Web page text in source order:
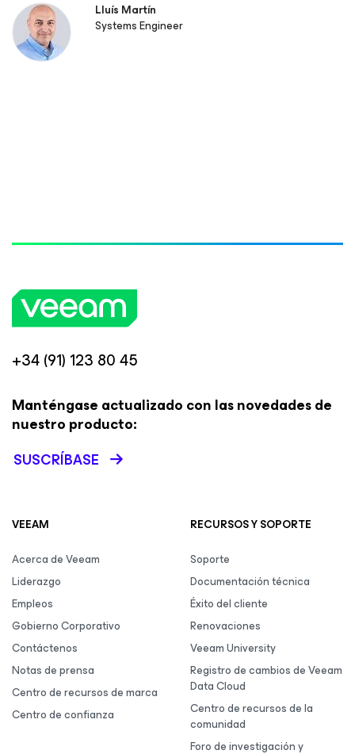
Lluís Martín
Systems Engineer
+34 (91) 123 80 45
Manténgase actualizado con las novedades de
nuestro producto:
SUSCRÍBASE
VEEAM
Acerca de Veeam
Liderazgo
Empleos
Gobierno Corporativo
Contáctenos
Notas de prensa
Centro de recursos de marca
Centro de confianza
RECURSOS Y SOPORTE
Soporte
Documentación técnica
Éxito del cliente
Renovaciones
Veeam University
Registro de cambios de Veeam
Data Cloud
Centro de recursos de la
comunidad
Foro de investigación y